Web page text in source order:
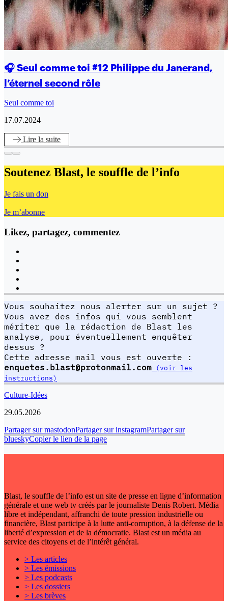
🎧 Seul comme toi #12 Philippe du Janerand,
l’éternel second rôle
Seul comme toi
17.07.2024
Lire la suite
Soutenez Blast, le souffle de l’info
Je fais un don
Je m’abonne
Likez, partagez, commentez
Vous souhaitez nous alerter sur un sujet ?
Vous avez des infos qui vous semblent
mériter que la rédaction de Blast les
analyse, pour éventuellement enquêter
dessus ?
Cette adresse mail vous est ouverte :
enquetes.blast@protonmail.com (voir les
instructions)
Culture-Idées
29.05.2026
Partager sur mastodonPartager sur instagramPartager sur
blueskyCopier le lien de la page
Blast, le souffle de l’info est un site de presse en ligne d’information
générale et une web tv créés par le journaliste Denis Robert. Média
libre et indépendant, affranchi de toute pression industrielle ou
financière, Blast participe à la lutte anti-corruption, à la défense de la
liberté d’expression et de la démocratie. Blast est un média au
service des citoyens et de l’intérêt général.
> Les articles
> Les émissions
> Les podcasts
> Les dossiers
> Les brèves